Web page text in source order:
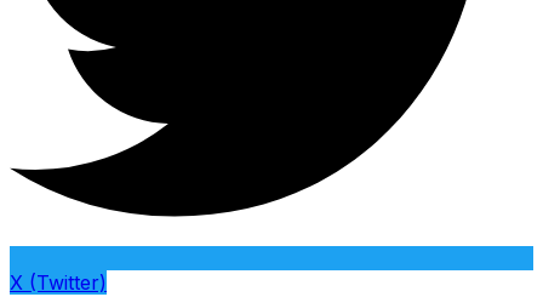
X (Twitter)